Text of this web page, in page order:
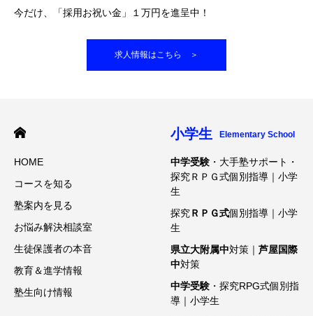
今だけ、「採用お祝い金」１万円を進呈中！
求人情報はこちら ＞
HOME
コースを知る
塾案内を見る
お悩み解決相談室
生徒保護者の本音
教育＆進学情報
塾生向け情報
小学生 Elementary School
中学受験 ・大手塾サポート・
探究ＲＰＧ式個別指導｜小学
生
探究ＲＰＧ式個別指導｜小学
生
県立大附属中対策｜ 芦屋国際
中対策
中学受験 ・探究RPG式個別指
導｜小学生